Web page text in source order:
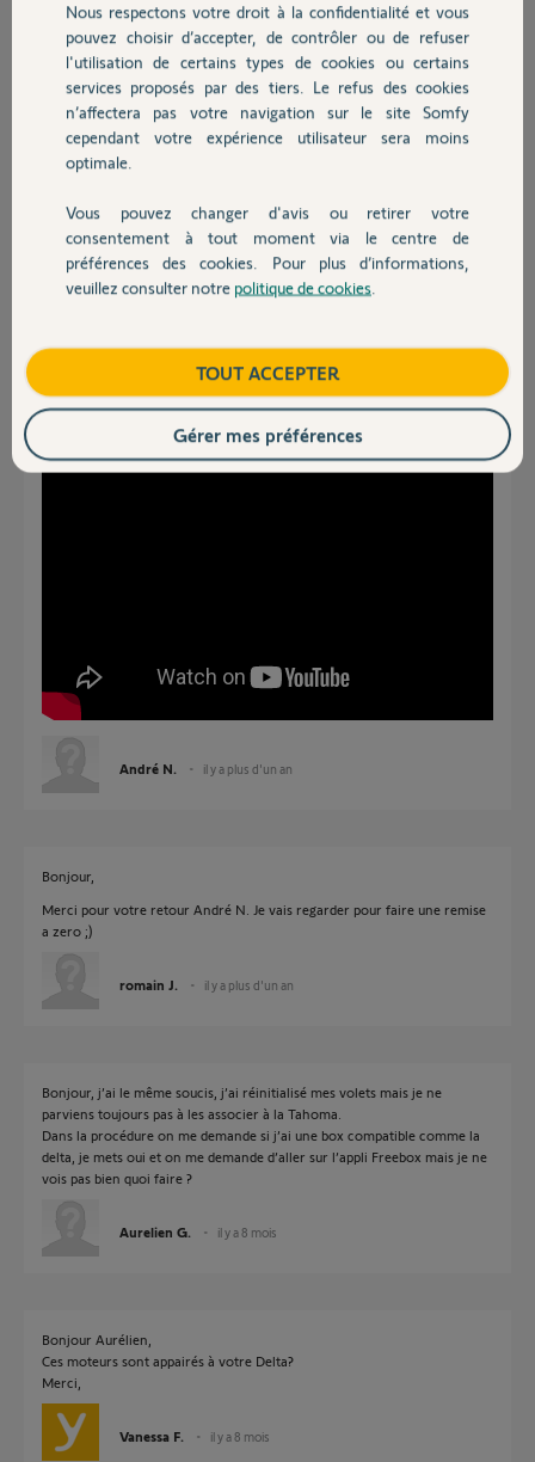
Chauffage
Autres produits
Devis avec un pro
Contact
Merci,
romain
romain J.
il y a plus d'un an
Participer au fil de discussion
Réponses
bonsoir,
il faudrait transférer la clé IO de la Delta vers la switch, hors c'est une
galère (pour info, elles sont toutes les deux des télécommandes 2w).
André N. il y a plus d'un an
Bonjour,
Merci pour votre retour André N. Je vais regarder pour faire une remise
a zero ;)
romain J. il y a plus d'un an
Bonjour, j’ai le même soucis, j’ai réinitialisé mes volets mais je ne
parviens toujours pas à les associer à la Tahoma.
Dans la procédure on me demande si j’ai une box compatible comme la
delta, je mets oui et on me demande d’aller sur l’appli Freebox mais je ne
vois pas bien quoi faire ?
Aurelien G. il y a 8 mois
Bonjour Aurélien,
Ces moteurs sont appairés à votre Delta?
Merci,
Vanessa F. il y a 8 mois
Nous respectons votre droit à la confidentialité et vous
pouvez choisir d’accepter, de contrôler ou de refuser
l'utilisation de certains types de cookies ou certains
services proposés par des tiers. Le refus des cookies
n’affectera pas votre navigation sur le site Somfy
cependant votre expérience utilisateur sera moins
optimale.
Vous pouvez changer d'avis ou retirer votre
consentement à tout moment via le centre de
préférences des cookies. Pour plus d’informations,
veuillez consulter notre politique de cookies
TOUT ACCEPTER
Gérer mes préférences